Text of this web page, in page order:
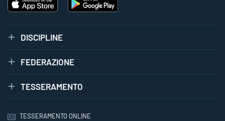
DISCIPLINE
FEDERAZIONE
TESSERAMENTO
TESSERAMENTO ONLINE